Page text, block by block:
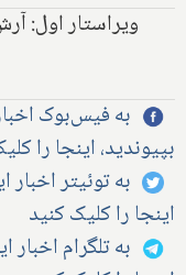
ویراستار اول:
به فیس‌بوک
بپیوندید، اینجا را
به توئیتر اخبار
اینجا را کلیک کنید
به تلگرام اخبار